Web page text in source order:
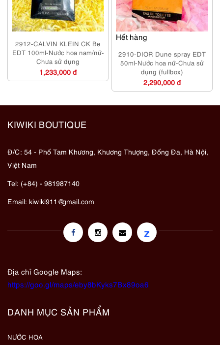
2912-CALVIN KLEIN CK Be
EDT 100ml-Nước hoa nam/nữ-
Chưa sử dụng
1,233,000 đ
Hết hàng
2910-DIOR Dune spray EDT
50ml-Nước hoa nữ-Chưa sử
dụng (fullbox)
2,290,000 đ
KIWIKI BOUTIQUE
Đ/C: 54 - Phố Tam Khương, Khương Thượng, Đống Đa, Hà Nội,
Việt Nam
Tel: (+84) - 981987140
Email: kiwiki911@gmail.com
z
Địa chỉ Google Maps:
https://goo.gl/maps/eby8bKyks7Bx89oa6
DANH MỤC SẢN PHẨM
NƯỚC HOA